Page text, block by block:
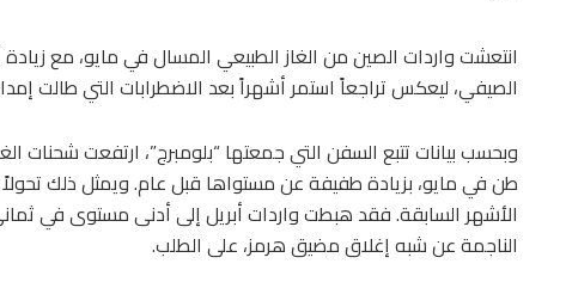
انتعشت واردات الصين من الغاز الطبيعي المسال في مايو، مع
الصيفي، ليعكس تراجعاً استمر أشهراً بعد الاضطرابات التي طالت
طن في مايو، بزيادة طفيفة عن مستواها قبل عام. ويمثل ذلك
الأشهر السابقة. فقد هبطت واردات أبريل إلى أدنى مستوى في
الناجمة عن شبه إغلاق مضيق هرمز، على الطلب.